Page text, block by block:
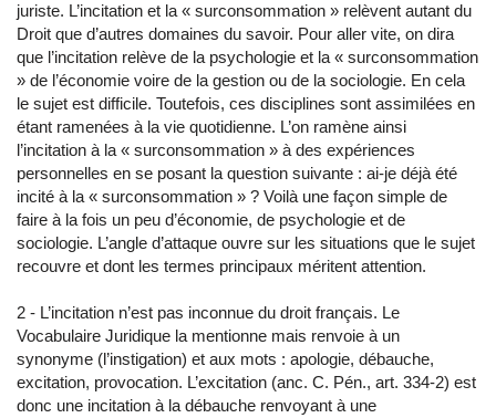
juriste. L’incitation et la « surconsommation » relèvent autant du
Droit que d’autres domaines du savoir. Pour aller vite, on dira
que l’incitation relève de la psychologie et la « surconsommation
» de l’économie voire de la gestion ou de la sociologie. En cela
le sujet est difficile. Toutefois, ces disciplines sont assimilées en
étant ramenées à la vie quotidienne. L’on ramène ainsi
l’incitation à la « surconsommation » à des expériences
personnelles en se posant la question suivante : ai-je déjà été
incité à la « surconsommation » ? Voilà une façon simple de
faire à la fois un peu d’économie, de psychologie et de
sociologie. L’angle d’attaque ouvre sur les situations que le sujet
recouvre et dont les termes principaux méritent attention.
2 - L’incitation n’est pas inconnue du droit français. Le
Vocabulaire Juridique la mentionne mais renvoie à un
synonyme (l’instigation) et aux mots : apologie, débauche,
excitation, provocation. L’excitation (anc. C. Pén., art. 334-2) est
donc une incitation à la débauche renvoyant à une